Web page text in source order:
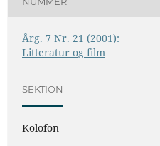
Årg. 7 Nr. 21 (2001):
Litteratur og film
SEKTION
Kolofon